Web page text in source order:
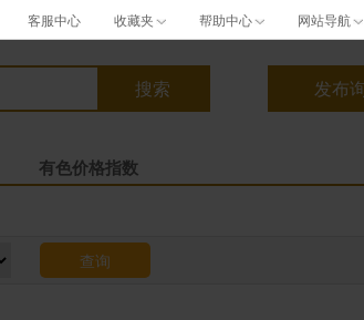
客服中心 收藏夹 帮助中心 网站导航
有色价格指数
查询